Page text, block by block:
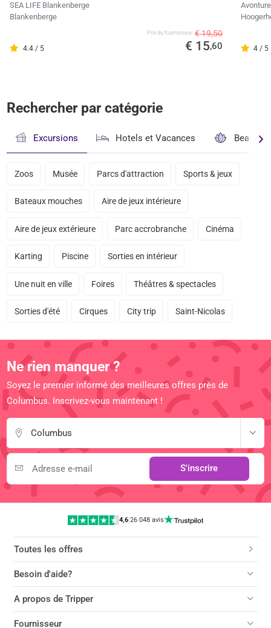
SEA LIFE Blankenberge
Blankenberge
4.4 / 5
Prix ​​du fournisseur € 19,50
€ 15,60 4 / 5
Rechercher par catégorie
Excursions Hotels et Vacances Beauté
Zoos Musée Parcs d'attraction Sports & jeux
Bateaux mouches Aire de jeux intérieure
Aire de jeux extérieure Parc accrobranche Cinéma
Karting Piscine Sorties en intérieur
Une nuit en ville Foires Théâtres & spectacles
Sorties d'été Cirques City trip Saint-Nicolas
Ne rien manquer ?
Soyez le premier informé des meilleures offres près de
Columbus. Inscrivez-vous maintenant !
Columbus
S'inscrire
4,6 |26 048 avis
Toutes les offres
Besoin d'aide?
A propos de Tripper
Fournisseur